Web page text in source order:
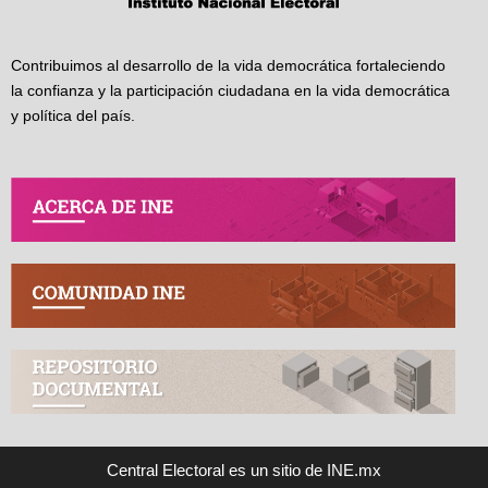
Contribuimos al desarrollo de la vida democrática fortaleciendo
la confianza y la participación ciudadana en la vida democrática
y política del país.
Central Electoral es un sitio de INE.mx